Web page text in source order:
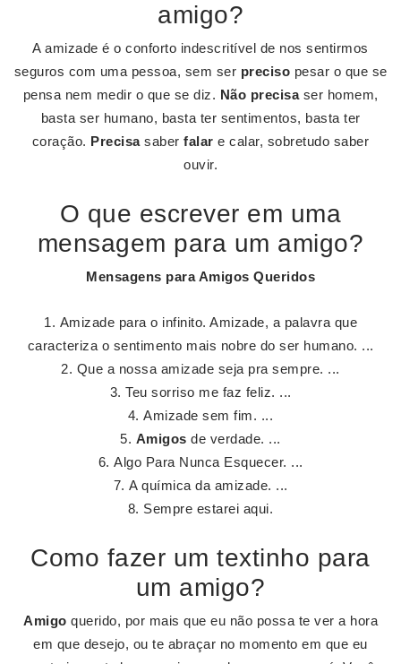
amigo?
A amizade é o conforto indescritível de nos sentirmos
seguros com uma pessoa, sem ser preciso pesar o que se
pensa nem medir o que se diz. Não precisaser homem,
basta ser humano, basta ter sentimentos, basta ter
coração. Precisasaberfalar e calar, sobretudo saber
ouvir.
O que escrever em uma
mensagem para um amigo?
Mensagens paraAmigos Queridos
Amizade para o infinito. Amizade, a palavra que
caracteriza o sentimento mais nobre do ser humano. ...
Que a nossa amizade seja pra sempre. ...
Teu sorriso me faz feliz. ...
Amizade sem fim. ...
Amigos de verdade. ...
Algo Para Nunca Esquecer. ...
A química da amizade. ...
Sempre estarei aqui.
Como fazer um textinho para
um amigo?
Amigo querido, por mais que eu não possa te ver a hora
em que desejo, ou te abraçar no momento em que eu